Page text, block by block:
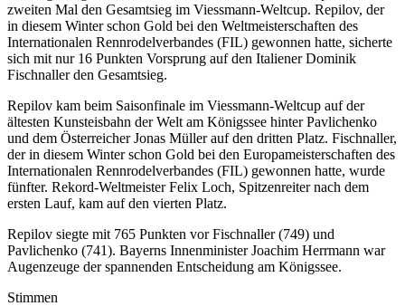
zweiten Mal den Gesamtsieg im Viessmann-Weltcup. Repilov, der
in diesem Winter schon Gold bei den Weltmeisterschaften des
Internationalen Rennrodelverbandes (FIL) gewonnen hatte, sicherte
sich mit nur 16 Punkten Vorsprung auf den Italiener Dominik
Fischnaller den Gesamtsieg.
Repilov kam beim Saisonfinale im Viessmann-Weltcup auf der
ältesten Kunsteisbahn der Welt am Königssee hinter Pavlichenko
und dem Österreicher Jonas Müller auf den dritten Platz. Fischnaller,
der in diesem Winter schon Gold bei den Europameisterschaften des
Internationalen Rennrodelverbandes (FIL) gewonnen hatte, wurde
fünfter. Rekord-Weltmeister Felix Loch, Spitzenreiter nach dem
ersten Lauf, kam auf den vierten Platz.
Repilov siegte mit 765 Punkten vor Fischnaller (749) und
Pavlichenko (741). Bayerns Innenminister Joachim Herrmann war
Augenzeuge der spannenden Entscheidung am Königssee.
Stimmen